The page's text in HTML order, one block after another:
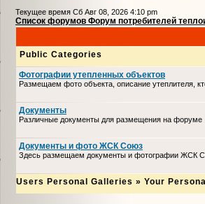
Текущее время Сб Авг 08, 2026 4:10 pm
Список форумов Форум потребителей
Public Categories
Фотографии утепленных объектов
Размещаем фото объекта, описание утеплителя,
Документы
Различные документы для размещения на форуме
Документы и фото ЖСК Союз
Здесь размещаем документы и фотографии ЖСК
Users Personal Galleries » Your